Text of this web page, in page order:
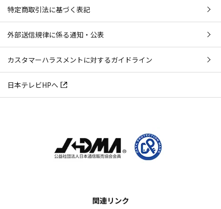
特定商取引法に基づく表記
外部送信規律に係る通知・公表
カスタマーハラスメントに対するガイドライン
日本テレビHPへ
関連リンク